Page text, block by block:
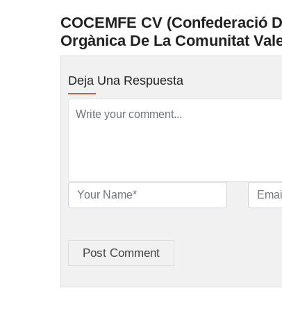
COCEMFE CV (Confederació
Orgànica De La Comunitat
Deja Una Respuesta
Post Comment